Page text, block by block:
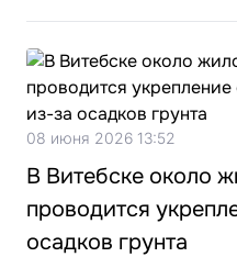
08 июня 2026 13:52
В Витебске около
проводится
осадков грунта